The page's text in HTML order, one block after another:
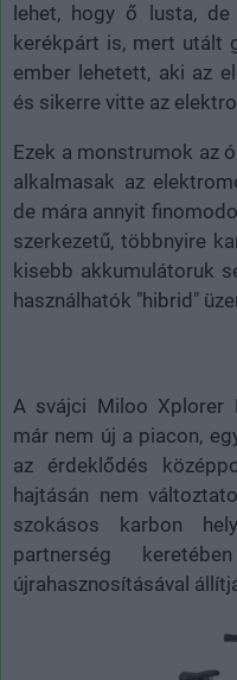
lehet, hogy ő lusta,
kerékpárt is, mert utált
ember lehetett, aki az
és sikerre vitte az
Ezek a monstrumok az
alkalmasak az
de mára annyit
szerkezetű, többnyire
kisebb akkumulátoruk
használhatók "hibrid"
A svájci Miloo Xplorer
már nem új a piacon,
az érdeklődés
hajtásán nem
szokásos karbon
partnerség
újrahasznosításával